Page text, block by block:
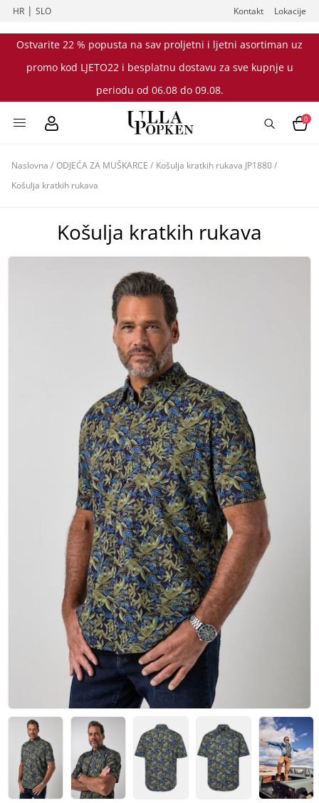
HR |SLO Kontakt Lokacije
Ostvarite 22 % popusta na sav proljetni i ljetni asortiman uz
promo kod LJETO22 i besplatnu dostavu za sve kupnje u
periodu od 06.08 do 09.08.
0
Naslovna / ODJEĆA ZA MUŠKARCE / Košulja kratkih rukava JP1880/
Košulja kratkih rukava
Košulja kratkih rukava